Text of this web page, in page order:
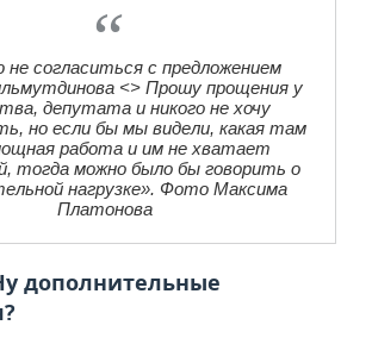
согласиться с предложением
<> Прошу прощения у
депутата и никого не хочу
но если бы мы видели, какая там
работа и им не хватает
тогда можно было бы говорить о
нагрузке». Фото Максима
Платонова
дополнительные